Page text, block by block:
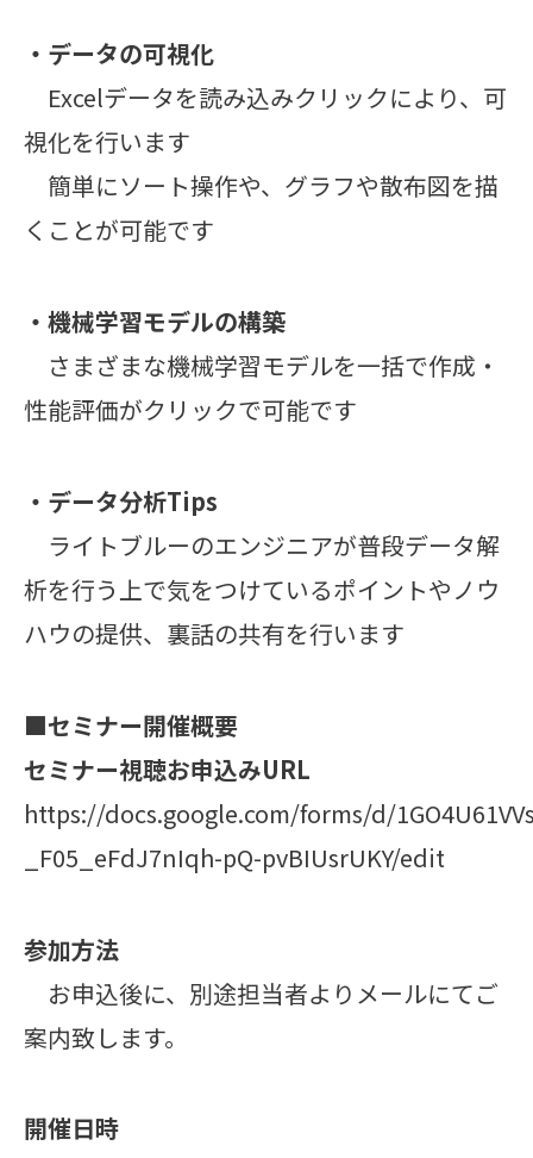
・データの可視化
Excelデータを読み込みクリックにより、可
視化を行います
簡単にソート操作や、グラフや散布図を描
くことが可能です
・機械学習モデルの構築
さまざまな機械学習モデルを一括で作成・
性能評価がクリックで可能です
・データ分析Tips
ライトブルーのエンジニアが普段データ解
析を行う上で気をつけているポイントやノウ
ハウの提供、裏話の共有を行います
■セミナー開催概要
セミナー視聴お申込みURL
https://docs.google.com/forms/d/
_F05_eFdJ7nIqh-pQ-pvBIUsrUKY/edit
参加方法
お申込後に、別途担当者よりメールにてご
案内致します。
開催日時